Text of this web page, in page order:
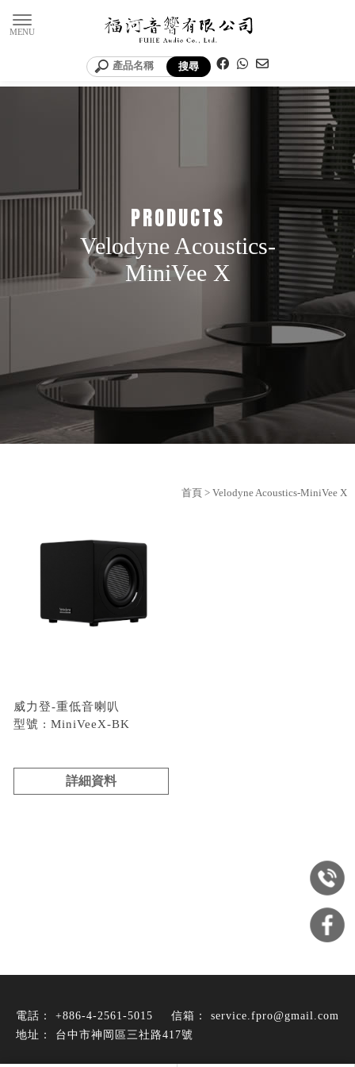
Velodyne Acoustics-
MiniVee X
首頁 > Velodyne Acoustics-MiniVee X
威力登-重低音喇叭
型號 : MiniVeeX-BK
詳細資料
+886-4-2561-5015
service.fpro@gmail.com
台中市神岡區三社路417號